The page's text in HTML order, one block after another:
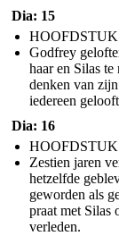
Dia: 15
Godfrey
haar en Silas
denken van
iedereen
Dia: 16
Zestien jaren
hetzelfde
geworden als
praat met Silas
verleden.